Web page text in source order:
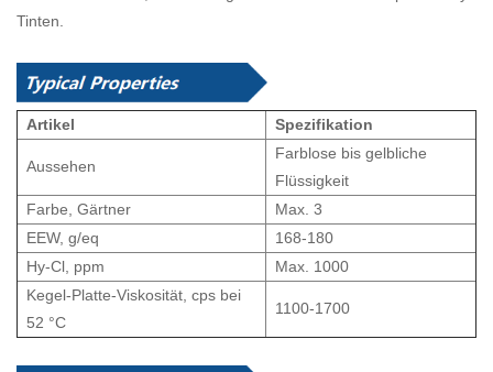
Tinten.
Artikel Spezifikation
Aussehen
Farblose bis gelbliche
Flüssigkeit
Farbe, Gärtner
Max. 3
EEW, g/eq
168-180
Hy-Cl, ppm
Max. 1000
Kegel-Platte-Viskosität, cps bei
52 °C
1100-1700